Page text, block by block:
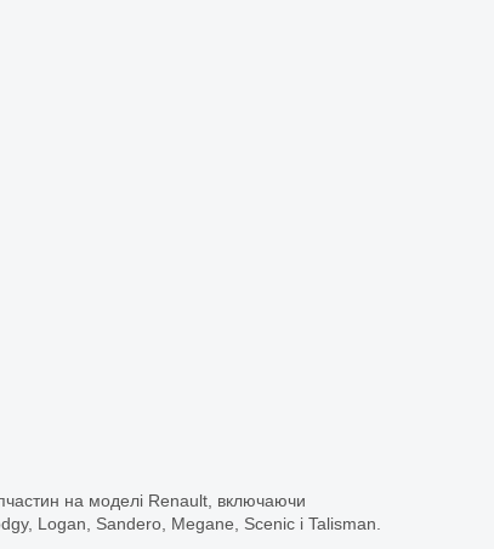
на моделі Renault, включаючи
Logan, Sandero, Megane, Scenic і Talisman.